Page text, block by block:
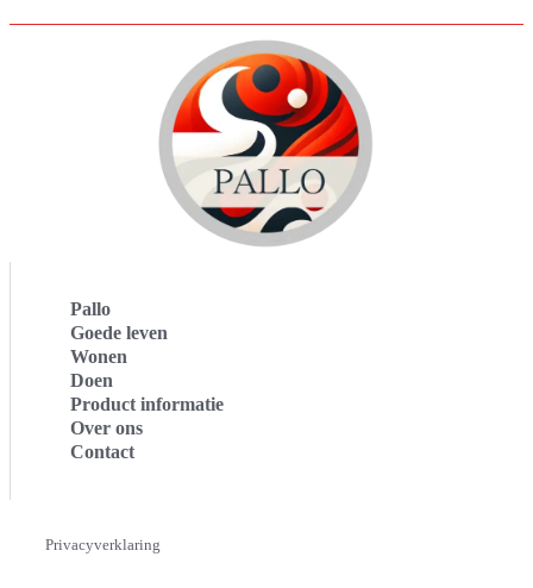
Pallo
Goede leven
Wonen
Doen
Product informatie
Over ons
Contact
Privacyverklaring